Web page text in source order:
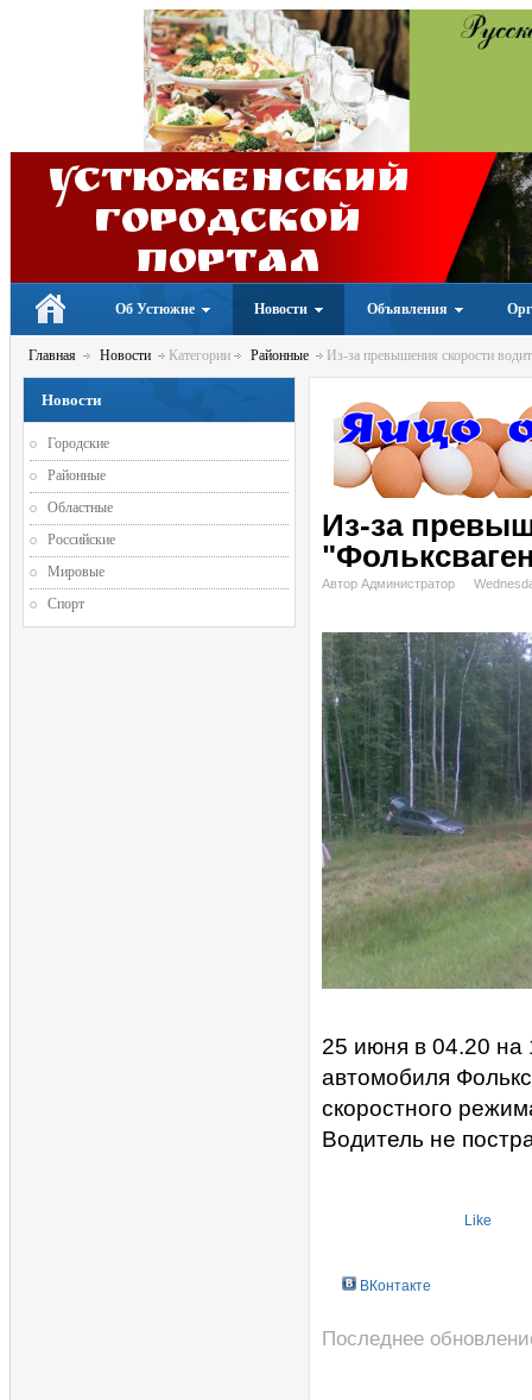
Устюженский
Городской
портал
Об Устюжне Новости Объявления
Главная Новости Категории Районные Из-за превышения скорости
Из-за
Автор Администратор
25 июня в 04.20 на
автомобиля
скоростного
Водитель не
Like
ВКонтакте
Последнее
Новости
Городские
Районные
Областные
Российские
Мировые
Спорт